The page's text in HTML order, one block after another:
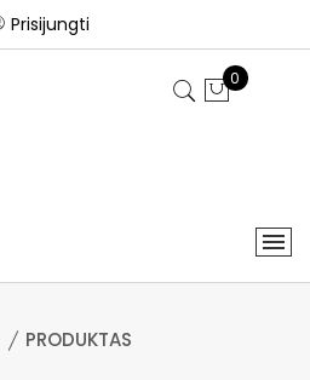
Prisijungti
0
PRODUKTAS